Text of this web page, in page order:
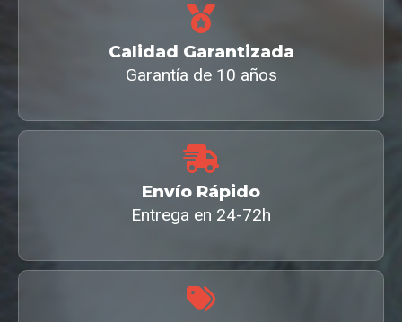
Calidad Garantizada
Garantía de 10 años
Envío Rápido
Entrega en 24-72h